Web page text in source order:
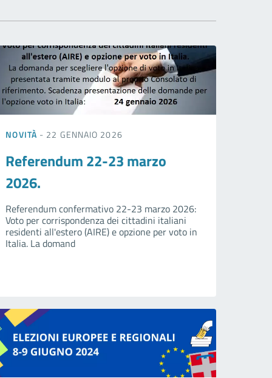
NOVITÀ - 22 GENNAIO 2026
Referendum 22-23 marzo
2026.
Referendum confermativo 22-23 marzo 2026:
Voto per corrispondenza dei cittadini italiani
residenti all'estero (AIRE) e opzione per voto in
Italia. La domand